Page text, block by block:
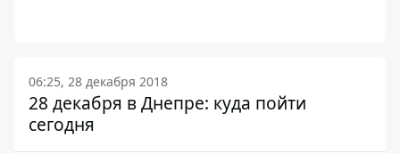
06:25, 28 декабря 2018
28 декабря в Днепре: куда пойти
сегодня